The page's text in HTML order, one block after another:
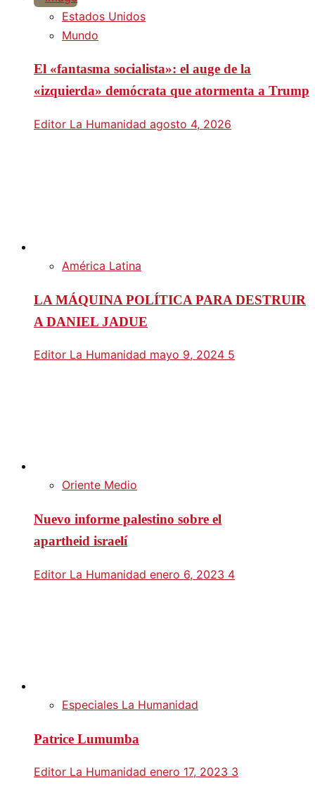
Estados Unidos
Mundo
El «fantasma socialista»: el auge de la
«izquierda» demócrata que atormenta a Trump
Editor La Humanidad agosto 4, 2026
América Latina
LA MÁQUINA POLÍTICA PARA DESTRUIR
A DANIEL JADUE
Editor La Humanidad mayo 9, 2024 5
Oriente Medio
Nuevo informe palestino sobre el
apartheid israelí
Editor La Humanidad enero 6, 2023 4
Especiales La Humanidad
Patrice Lumumba
Editor La Humanidad enero 17, 2023 3